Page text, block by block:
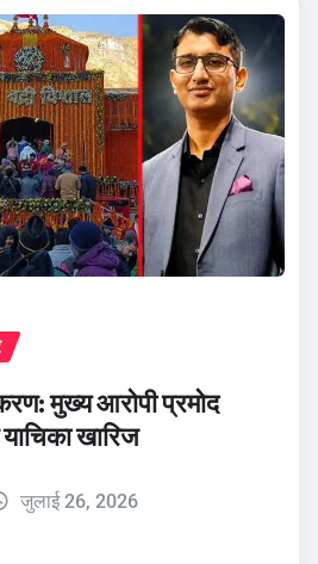
मुख्य आरोपी प्रमोद
खारिज
जुलाई 26, 2026